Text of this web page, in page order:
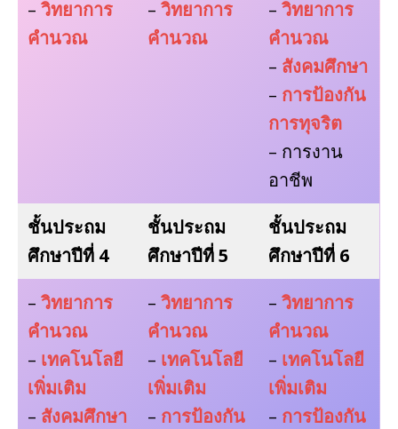
– วิทยาการ
คำนวณ
– วิทยาการ
คำนวณ
– วิทยาการ
คำนวณ
– สังคมศึกษา
– การป้องกัน
การทุจริต
– การงาน
อาชีพ
ชั้นประถม
ศึกษาปีที่ 4
ชั้นประถม
ศึกษาปีที่ 5
ชั้นประถม
ศึกษาปีที่ 6
– วิทยาการ
คำนวณ
– เทคโนโลยี
เพิ่มเติม
– สังคมศึกษา
– วิทยาการ
คำนวณ
– เทคโนโลยี
เพิ่มเติม
– การป้องกัน
– วิทยาการ
คำนวณ
– เทคโนโลยี
เพิ่มเติม
– การป้องกัน